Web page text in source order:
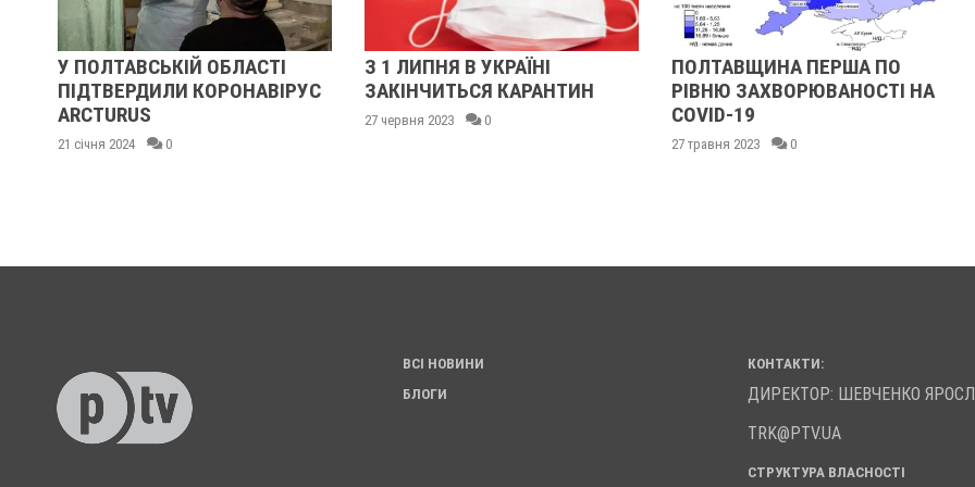
У ПОЛТАВСЬКІЙ ОБЛАСТІ
ПІДТВЕРДИЛИ КОРОНАВІРУС
ARCTURUS
21 січня 2024 0
З 1 ЛИПНЯ В УКРАЇНІ
ЗАКІНЧИТЬСЯ КАРАНТИН
27 червня 2023 0
ПОЛТАВЩИНА ПЕРША ПО
РІВНЮ ЗАХВОРЮВАНОСТІ НА
COVID-19
27 травня 2023 0
ВСІ НОВИНИ
БЛОГИ
КОНТАКТИ:
ДИРЕКТОР: ШЕВЧЕНКО
TRK@PTV.UA
СТРУКТУРА ВЛАСНОСТІ